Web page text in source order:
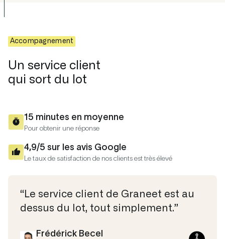
Accompagnement
Un service client
qui sort du lot
15 minutes en moyenne
Pour obtenir une réponse
4,9/5 sur les avis Google
Le taux de satisfaction de nos clients est très élevé
“Le service client de Graneet est au
dessus du lot, tout simplement.”
Frédérick Becel